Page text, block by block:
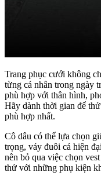
Trang phục cưới không
từng cá nhân trong ngày
phù hợp với thân hình,
Hãy dành thời gian để
phù hợp nhất.
Cô dâu có thể lựa chọn
trọng, váy đuôi cá hiện
nên bỏ qua việc chọn
thử với những phụ kiện